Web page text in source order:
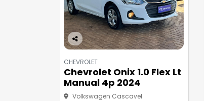
Co
pa
rtil
he
CHEVROLET
Chevrolet Onix 1.0 Flex Lt
Manual 4p 2024
Volkswagen Cascavel